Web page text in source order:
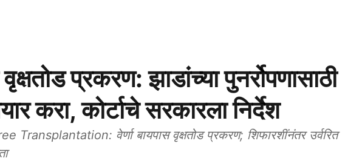
वृक्षतोड प्रकरण: झाडांच्या पुनर्रोपणासाठी
करा, कोर्टाचे सरकारला निर्देश
वेर्णा बायपास वृक्षतोड प्रकरण; शिफारशींनंतर उर्वरित